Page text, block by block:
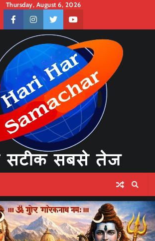
Thursday, August 6, 2026
facebookinstagramtwitteryoutube